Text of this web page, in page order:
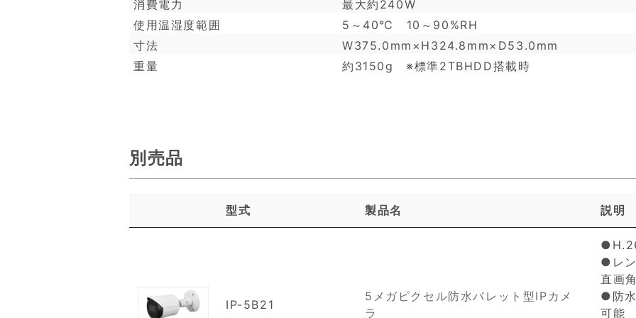
消費電力
最大約240W
使用温湿度範囲
5～40℃ 10～90%RH
寸法
W375.0mm×H324.8mm×D53.0mm
重量
約3150g ※標準2TBHDD搭載時
別売品
型式 製品名 説明
IP-5B21
5メガピクセル防水バレット型IPカメ
ラ
●レ
直画
●防
可能